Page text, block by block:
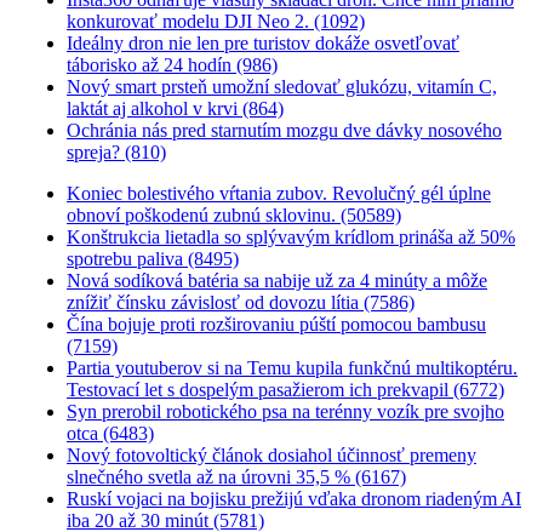
konkurovať modelu DJI Neo 2. (1092)
Ideálny dron nie len pre turistov dokáže osvetľovať
táborisko až 24 hodín (986)
Nový smart prsteň umožní sledovať glukózu, vitamín C,
laktát aj alkohol v krvi (864)
Ochránia nás pred starnutím mozgu dve dávky nosového
spreja? (810)
Koniec bolestivého vŕtania zubov. Revolučný gél úplne
obnoví poškodenú zubnú sklovinu. (50589)
Konštrukcia lietadla so splývavým krídlom prináša až 50%
spotrebu paliva (8495)
Nová sodíková batéria sa nabije už za 4 minúty a môže
znížiť čínsku závislosť od dovozu lítia (7586)
Čína bojuje proti rozširovaniu púští pomocou bambusu
(7159)
Partia youtuberov si na Temu kupila funkčnú multikoptéru.
Testovací let s dospelým pasažierom ich prekvapil (6772)
Syn prerobil robotického psa na terénny vozík pre svojho
otca (6483)
Nový fotovoltický článok dosiahol účinnosť premeny
slnečného svetla až na úrovni 35,5 % (6167)
Ruskí vojaci na bojisku prežijú vďaka dronom riadeným AI
iba 20 až 30 minút (5781)